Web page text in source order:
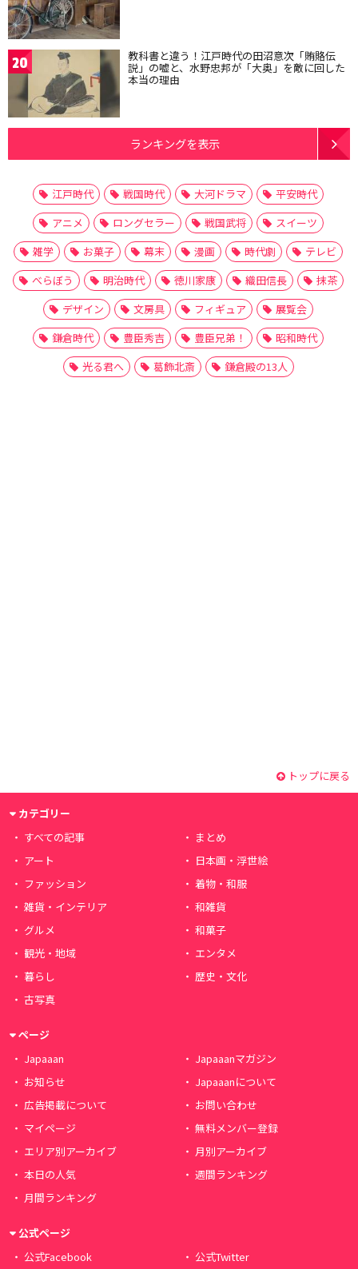
20 教科書と違う！江戸時代の田沼意次「賄賂伝
説」の嘘と、水野忠邦が「大奥」を敵に回した
本当の理由
ランキングを表示
江戸時代 戦国時代 大河ドラマ
平安時代
アニメ
ロングセラー 戦国武将
スイーツ
雑学
お菓子 幕末 漫画 時代劇
テレビ
べらぼう
明治時代 徳川家康 織田信長
抹茶
デザイン
文房具 フィギュア
展覧会
鎌倉時代
豊臣秀吉 豊臣兄弟！
昭和時代
光る君へ
葛飾北斎 鎌倉殿の13人
トップに戻る
カテゴリー
すべての記事
まとめ
アート
日本画・浮世絵
ファッション
着物・和服
雑貨・インテリア
和雑貨
グルメ
和菓子
観光・地域
エンタメ
暮らし
歴史・文化
古写真
ページ
Japaaan
Japaaanマガジン
お知らせ
Japaaanについて
広告掲載について
お問い合わせ
マイページ
無料メンバー登録
エリア別アーカイブ
月別アーカイブ
本日の人気
週間ランキング
月間ランキング
公式ページ
公式Facebook
公式Twitter